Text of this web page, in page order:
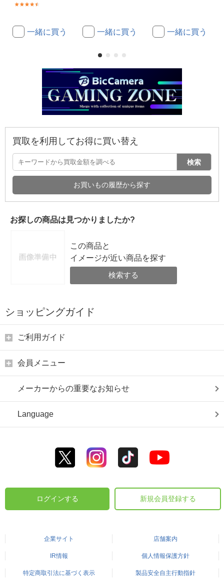
一緒に買う 一緒に買う 一緒に買う
買取を利用してお得に買い替え
検索
お買いもの履歴から探す
お探しの商品は見つかりましたか?
この商品と
イメージが近い商品を探す
検索する
ショッピングガイド
ご利用ガイド
会員メニュー
メーカーからの重要なお知らせ
Language
ログインする 新規会員登録する
企業サイト 店舗案内
IR情報 個人情報保護方針
特定商取引法に基づく表示 製品安全自主行動指針